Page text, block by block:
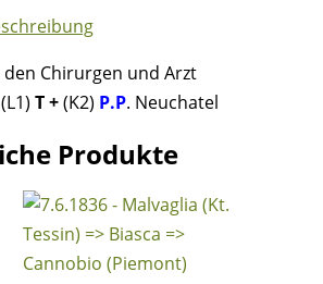
den Chirurgen und Arzt
(L1)T +(K2) P.P. Neuchatel
Produkte